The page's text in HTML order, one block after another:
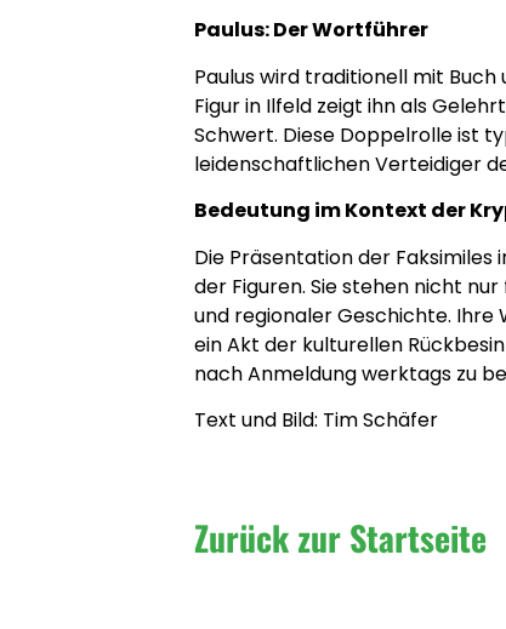
Paulus: Der Wortführer
Paulus wird traditionell mit
Figur in Ilfeld zeigt ihn als
Schwert. Diese Doppelrolle ist
leidenschaftlichen Verteidiger
Bedeutung im Kontext der
Die Präsentation der
der Figuren. Sie stehen nicht
und regionaler Geschichte. Ihre
ein Akt der kulturellen
nach Anmeldung werktags zu
Text und Bild: Tim Schäfer
Zurück zur Startseite